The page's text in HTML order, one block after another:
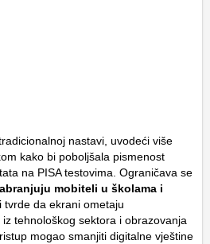
nastavi, uvodeći više
kako bi poboljšala pismenost
na PISA testovima. Ograničava se
mobiteli u školama i
tvrde da ekrani ometaju
tehnološkog sektora i obrazovanja
mogao smanjiti digitalne vještine